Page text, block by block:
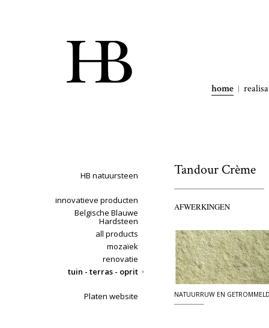
home
HB natuursteen
innovatieve producten
Belgische Blauwe
Hardsteen
all products
mozaïek
renovatie
tuin - terras - oprit
Platen website
Tandour Crème
AFWERKINGEN
NATUURRUW EN